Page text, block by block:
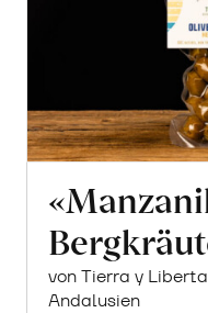
von Tierra y
Andalusien